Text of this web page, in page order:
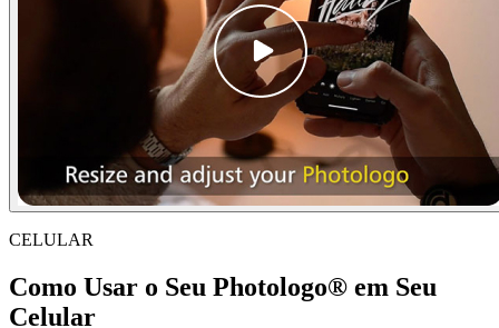
CELULAR
Como Usar o Seu Photologo® em Seu
Celular